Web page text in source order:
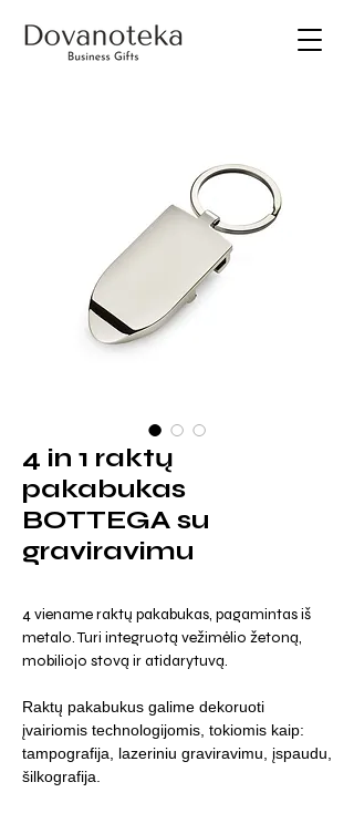
4 in 1 raktų
pakabukas
BOTTEGA su
graviravimu
4 viename raktų pakabukas, pagamintas iš
metalo. Turi integruotą vežimėlio žetoną,
mobiliojo stovą ir atidarytuvą.
Raktų pakabukus galime dekoruoti
įvairiomis technologijomis, tokiomis kaip:
tampografija, lazeriniu graviravimu, įspaudu,
šilkografija.